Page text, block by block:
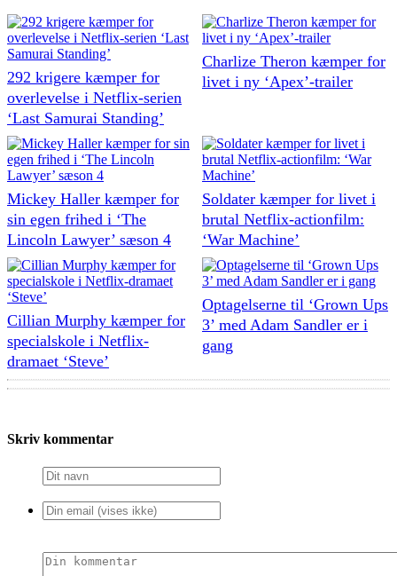
292 krigere kæmper for
overlevelse i Netflix-serien
‘Last Samurai Standing’
Charlize Theron kæmper for
livet i ny ‘Apex’-trailer
Mickey Haller kæmper for
sin egen frihed i ‘The
Lincoln Lawyer’ sæson 4
Soldater kæmper for livet i
brutal Netflix-actionfilm:
‘War Machine’
Cillian Murphy kæmper for
specialskole i Netflix-
dramaet ‘Steve’
Optagelserne til ‘Grown Ups
3’ med Adam Sandler er i
gang
Skriv kommentar